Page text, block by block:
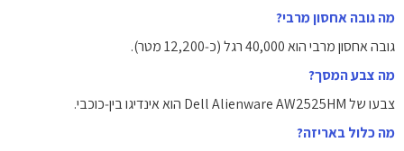
מה גובה אחסון מרבי?
גובה אחסון מרבי הוא ‎40,000‎ רגל (‎כ‑12,200‎ מטר‎).
מה צבע המסך?
צבעו של Dell Alienware AW2525HM הוא אינדיגו בין‑כוכבי.
מה כלול באריזה?